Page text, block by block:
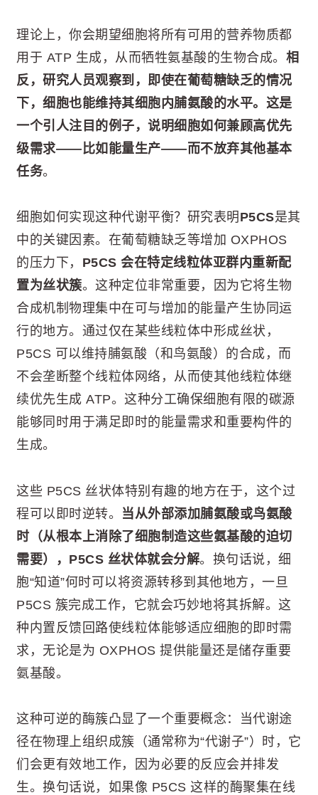
理论上，你会期望细胞将所有可用的营养物质都
用于 ATP 生成，从而牺牲氨基酸的生物合成。 相
反，研究人员观察到，即使在葡萄糖缺乏的情况
下，细胞也能维持其细胞内脯氨酸的水平。这是
一个引人注目的例子，说明细胞如何兼顾高优先
级需求——比如能量生产——而不放弃其他基本
任务。
细胞如何实现这种代谢平衡？研究表明 P5CS是其
中的关键因素。在葡萄糖缺乏等增加 OXPHOS
的压力下， P5CS 会在特定线粒体亚群内重新配
置为丝状簇。这种定位非常重要，因为它将生物
合成机制物理集中在可与增加的能量产生协同运
行的地方。通过仅在某些线粒体中形成丝状，
P5CS 可以维持脯氨酸（和鸟氨酸）的合成，而
不会垄断整个线粒体网络，从而使其他线粒体继
续优先生成 ATP。这种分工确保细胞有限的碳源
能够同时用于满足即时的能量需求和重要构件的
生成。
这些 P5CS 丝状体特别有趣的地方在于，这个过
程可以即时逆转。 当从外部添加脯氨酸或鸟氨酸
时（从根本上消除了细胞制造这些氨基酸的迫切
需要），P5CS 丝状体就会分解。换句话说，细
胞“知道”何时可以将资源转移到其他地方，一旦
P5CS 簇完成工作，它就会巧妙地将其拆解。这
种内置反馈回路使线粒体能够适应细胞的即时需
求，无论是为 OXPHOS 提供能量还是储存重要
氨基酸。
这种可逆的酶簇凸显了一个重要概念：当代谢途
径在物理上组织成簇（通常称为“代谢子”）时，它
们会更有效地工作，因为必要的反应会并排发
生。换句话说，如果像 P5CS 这样的酶聚集在线